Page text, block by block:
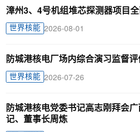
漳州3、4号机组堆芯探测器项目
世界核能 2026-08-01
防城港核电厂场内综合演习监督
世界核能 2026-07-26
防城港核电党委书记高志刚拜会
记、董事长周炼